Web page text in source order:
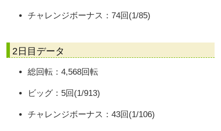
チャレンジボーナス：74回(1/85)
2日目データ
総回転：4,568回転
ビッグ：5回(1/913)
チャレンジボーナス：43回(1/106)